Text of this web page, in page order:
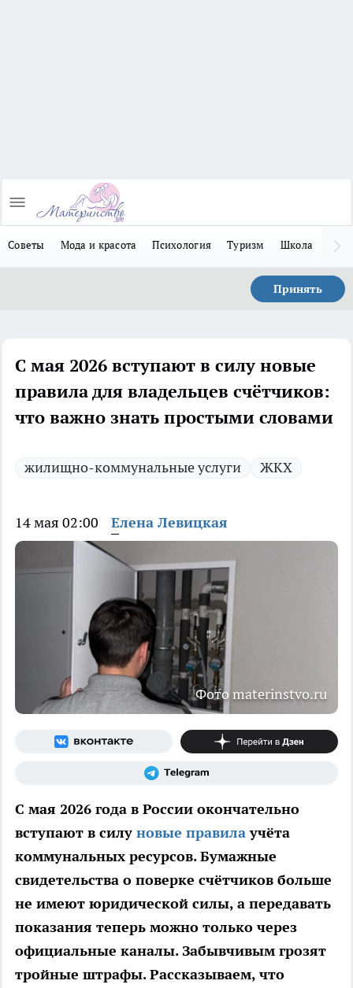
Советы Мода и красота Психология Туризм Школа
Принять
С мая 2026 вступают в силу новые
правила для владельцев счётчиков:
что важно знать простыми словами
жилищно-коммунальные услуги ЖКХ
14 мая 02:00 Елена Левицкая
Фото materinstvo.ru
С мая 2026 года в России окончательно
вступают в силу новые правилаучёта
коммунальных ресурсов. Бумажные
свидетельства о поверке счётчиков больше
не имеют юридической силы, а передавать
показания теперь можно только через
официальные каналы. Забывчивым грозят
тройные штрафы. Рассказываем, что